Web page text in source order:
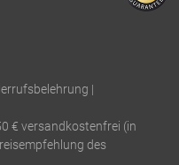
|
€ versandkostenfrei (in
des